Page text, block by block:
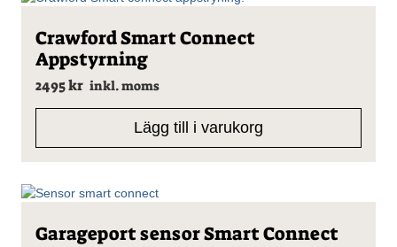
väljas
produktsidan
Crawford Smart Connect
Appstyrning
2495kr inkl. moms
Lägg till i varukorg
Garageport sensor Smart Connect